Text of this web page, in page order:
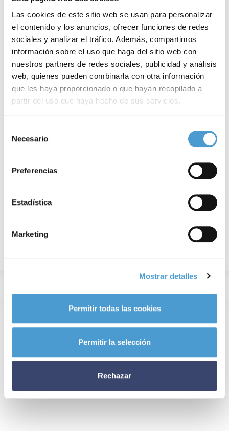
Las cookies de este sitio web se usan para personalizar
el contenido y los anuncios, ofrecer funciones de redes
sociales y analizar el tráfico. Además, compartimos
información sobre el uso que haga del sitio web con
nuestros partners de redes sociales, publicidad y análisis
web, quienes pueden combinarla con otra información
que les haya proporcionado o que hayan recopilado a
partir del uso que haya hecho de sus servicios.
de cookies
Necesario
Preferencias
Estadística
Marketing
Mostrar detalles
Permitir todas las cookies
Permitir la selección
Rechazar
Tengo hepatitis C, ¿y ahora qué?